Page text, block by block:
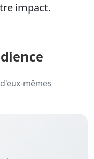
impact.
mêmes